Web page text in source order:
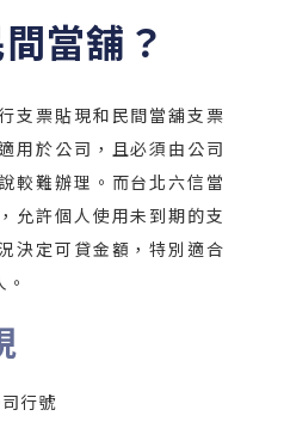
當舖？
支票貼現和民間當舖支票
用於公司，且必須由公司
較難辦理。而台北六信當
允許個人使用未到期的支
決定可貸金額，特別適合
行號